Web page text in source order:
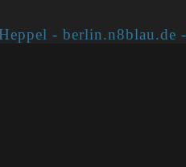
- berlin.n8blau.de